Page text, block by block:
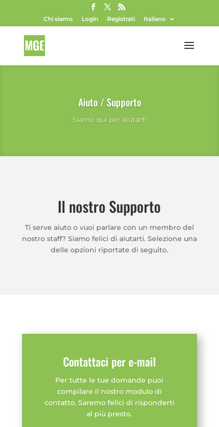
Chi siamo Login Registrati Italiano
Aiuto / Supporto
Siamo qui per aiutarti
Il nostro Supporto
Ti serve aiuto o vuoi parlare con un membro del
nostro staff? Siamo felici di aiutarti. Selezione una
delle opzioni riportate di seguito.
Contattaci per e-mail
Per tutte le tue domande puoi
compilare il nostro modulo di
contatto. Saremo felici di risponderti
al più presto.